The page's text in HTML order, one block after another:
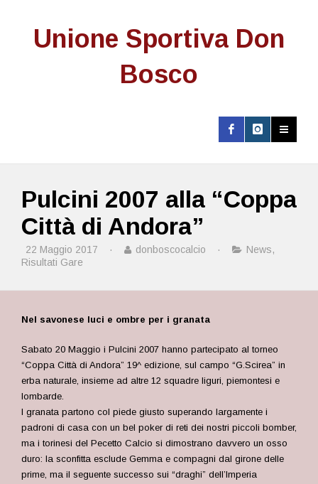
Unione Sportiva Don
Bosco
Pulcini 2007 alla “Coppa
Città di Andora”
22 Maggio 2017 · donboscocalcio · News,
Risultati Gare
Nel savonese luci e ombre per i granata
Sabato 20 Maggio i Pulcini 2007 hanno partecipato al torneo
“Coppa Città di Andora” 19^ edizione, sul campo “G.Scirea” in
erba naturale, insieme ad altre 12 squadre liguri, piemontesi e
lombarde.
I granata partono col piede giusto superando largamente i
padroni di casa con un bel poker di reti dei nostri piccoli bomber,
ma i torinesi del Pecetto Calcio si dimostrano davvero un osso
duro: la sconfitta esclude Gemma e compagni dal girone delle
prime, ma il seguente successo sui “draghi” dell’Imperia